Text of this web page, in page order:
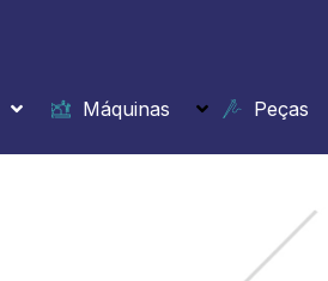
Máquinas Peças